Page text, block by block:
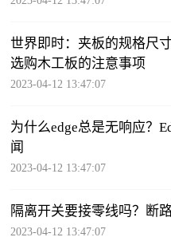
世界即时：夹板的规格尺
选购木工板的注意事项
2023-04-12 13:47:07
为什么edge总是无响应？
闻
2023-04-12 13:47:07
隔离开关要接零线吗？断
2023-04-12 13:47:07